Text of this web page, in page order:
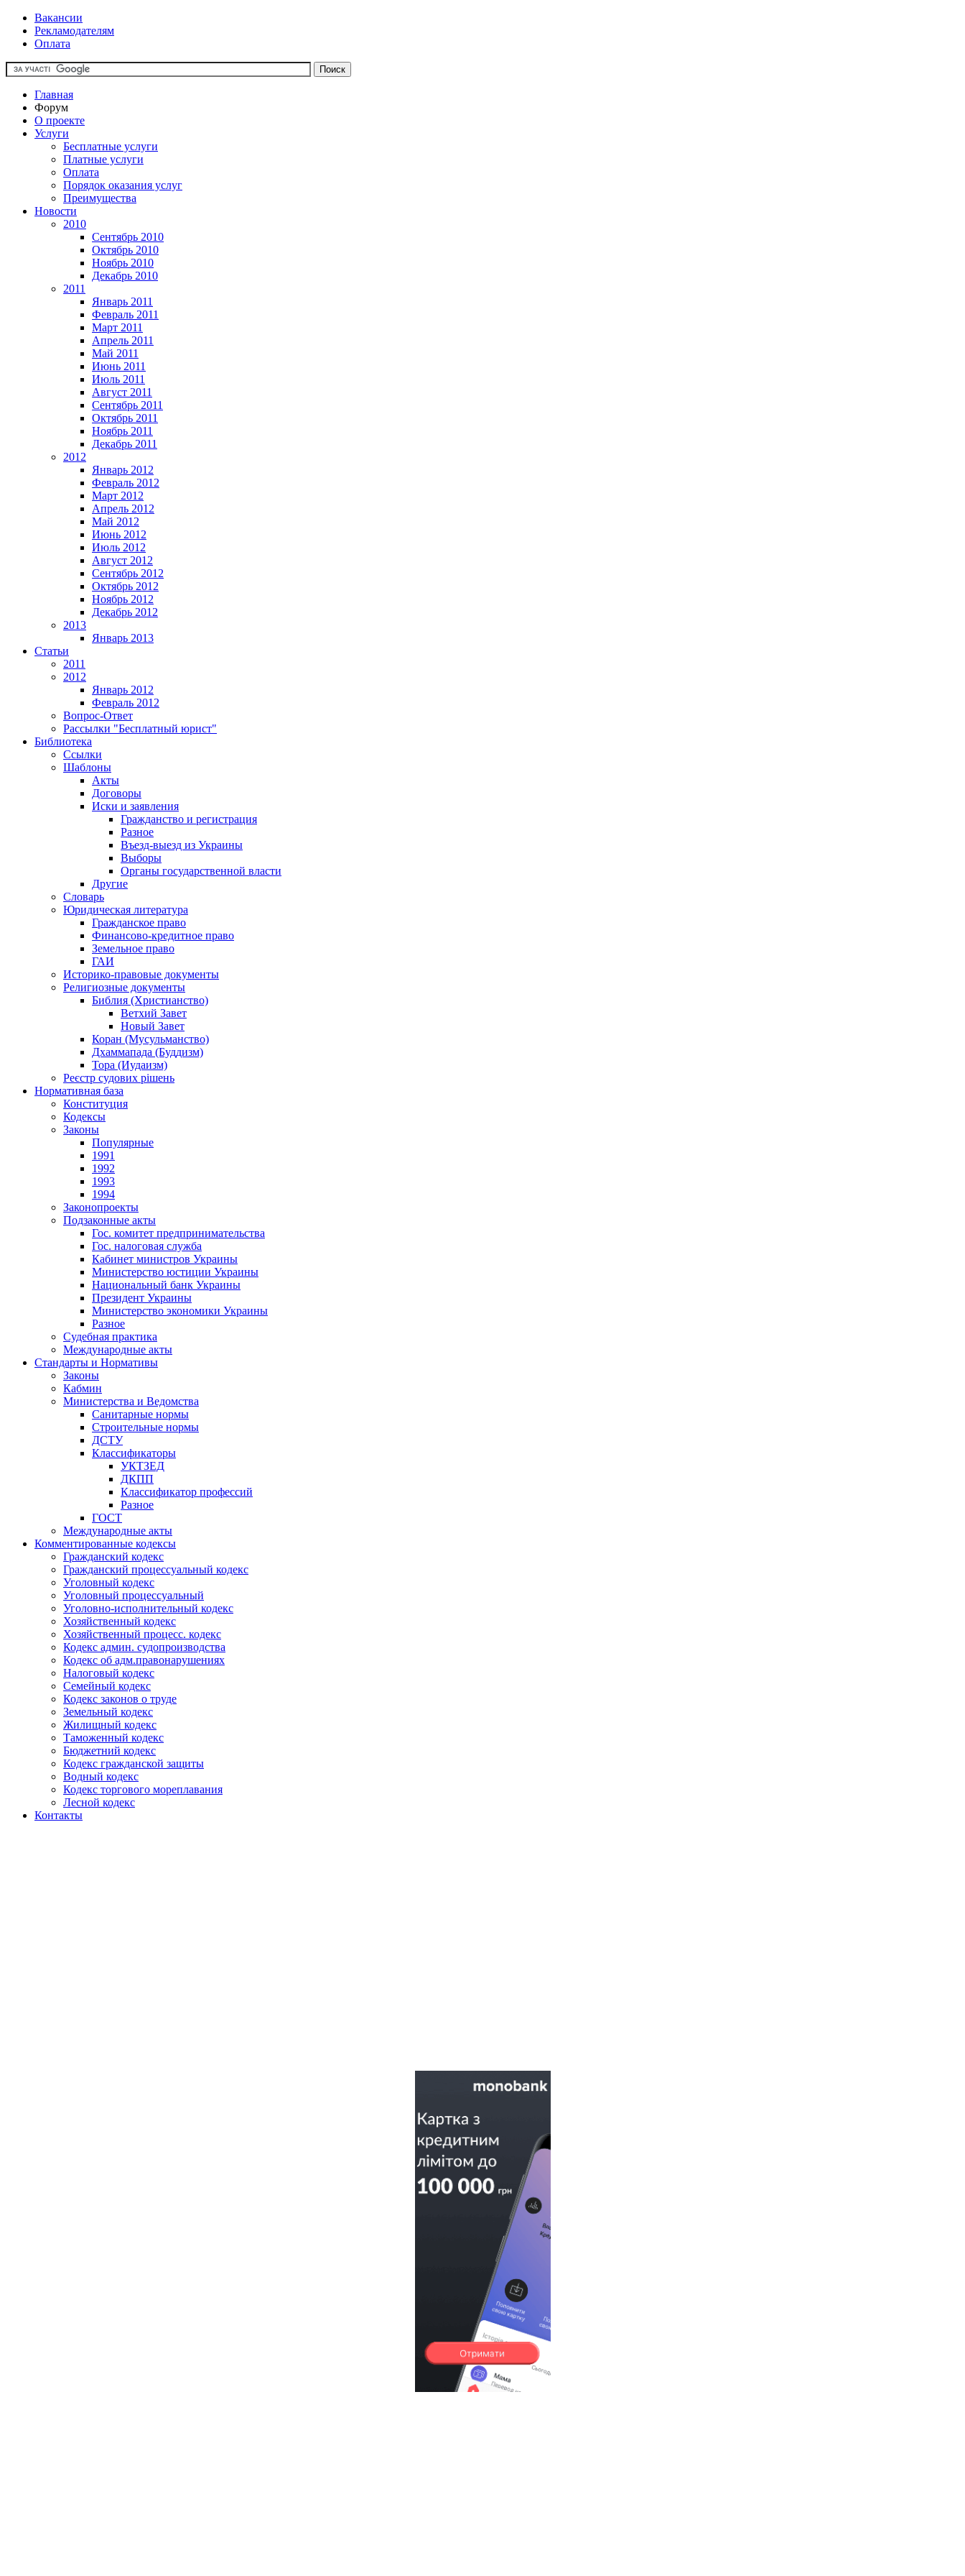
Вакансии
Рекламодателям
Оплата
Главная
Форум
О проекте
Услуги
Бесплатные услуги
Платные услуги
Оплата
Порядок оказания услуг
Преимущества
Новости
2010
Сентябрь 2010
Октябрь 2010
Ноябрь 2010
Декабрь 2010
2011
Январь 2011
Февраль 2011
Март 2011
Апрель 2011
Май 2011
Июнь 2011
Июль 2011
Август 2011
Сентябрь 2011
Октябрь 2011
Ноябрь 2011
Декабрь 2011
2012
Январь 2012
Февраль 2012
Март 2012
Апрель 2012
Май 2012
Июнь 2012
Июль 2012
Август 2012
Сентябрь 2012
Октябрь 2012
Ноябрь 2012
Декабрь 2012
2013
Январь 2013
Статьи
2011
2012
Январь 2012
Февраль 2012
Вопрос-Ответ
Рассылки "Бесплатный юрист"
Библиотека
Ссылки
Шаблоны
Акты
Договоры
Иски и заявления
Гражданство и регистрация
Разное
Въезд-выезд из Украины
Выборы
Органы государственной власти
Другие
Словарь
Юридическая литература
Гражданское право
Финансово-кредитное право
Земельное право
ГАИ
Историко-правовые документы
Религиозные документы
Библия (Христианство)
Ветхий Завет
Новый Завет
Коран (Мусульманство)
Дхаммапада (Буддизм)
Тора (Иудаизм)
Реєстр судових рішень
Нормативная база
Конституция
Кодексы
Законы
Популярные
1991
1992
1993
1994
Законопроекты
Подзаконные акты
Гос. комитет предпринимательства
Гос. налоговая служба
Кабинет министров Украины
Министерство юстиции Украины
Национальный банк Украины
Президент Украины
Министерство экономики Украины
Разное
Судебная практика
Международные акты
Стандарты и Нормативы
Законы
Кабмин
Министерства и Ведомства
Санитарные нормы
Строительные нормы
ДСТУ
Классификаторы
УКТЗЕД
ДКПП
Классификатор профессий
Разное
ГОСТ
Международные акты
Комментированные кодексы
Гражданский кодекс
Гражданский процессуальный кодекс
Уголовный кодекс
Уголовный процессуальный
Уголовно-исполнительный кодекс
Хозяйственный кодекс
Хозяйственный процесс. кодекс
Кодекс админ. судопроизводства
Кодекс об адм.правонарушениях
Налоговый кодекс
Семейный кодекс
Кодекс законов о труде
Земельный кодекс
Жилищный кодекс
Таможенный кодекс
Бюджетний кодекс
Кодекс гражданской защиты
Водный кодекс
Кодекс торгового мореплавания
Лесной кодекс
Контакты